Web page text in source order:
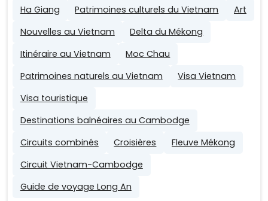
Ha Giang
Patrimoines culturels du Vietnam
Art
Nouvelles au Vietnam
Delta du Mékong
Itinéraire au Vietnam
Moc Chau
Patrimoines naturels au Vietnam
Visa Vietnam
Visa touristique
Destinations balnéaires au Cambodge
Circuits combinés
Croisières
Fleuve Mékong
Circuit Vietnam-Cambodge
Guide de voyage Long An